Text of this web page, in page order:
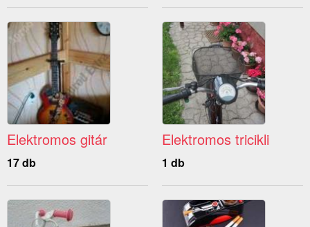
Elektromos gitár
17 db
Elektromos tricikli
1 db